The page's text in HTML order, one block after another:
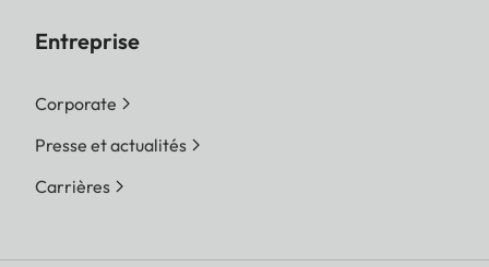
Entreprise
Corporate
Presse et actualités
Carrières